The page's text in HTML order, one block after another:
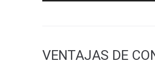
VENTAJAS DE